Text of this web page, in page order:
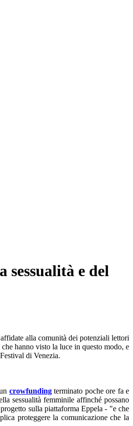
e del
alla comunità dei potenziali lettori
hanno visto la luce in questo modo, e
di Venezia.
crowfundingterminato poche ore fa e
sessualità femminile affinché possano
sulla piattaforma Eppela - "e che
proteggere la comunicazione che la